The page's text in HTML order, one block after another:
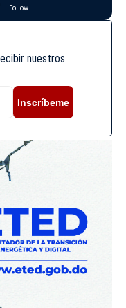
Follow
nuestros
Inscríbeme